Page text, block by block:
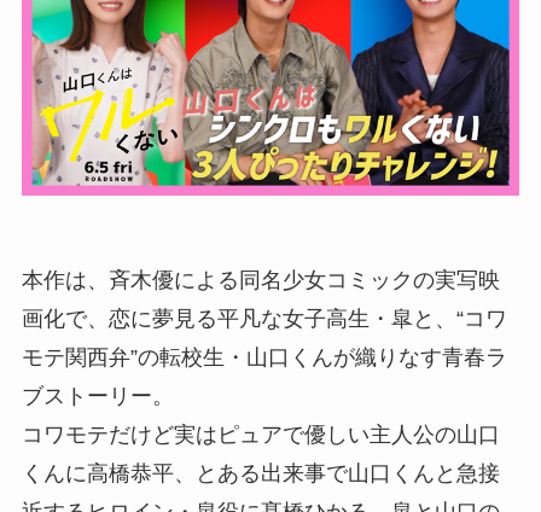
本作は、斉木優による同名少女コミックの実写映
画化で、恋に夢見る平凡な女子高生・皐と、“コワ
モテ関西弁”の転校生・山口くんが織りなす青春ラ
ブストーリー。
コワモテだけど実はピュアで優しい主人公の山口
くんに高橋恭平、とある出来事で山口くんと急接